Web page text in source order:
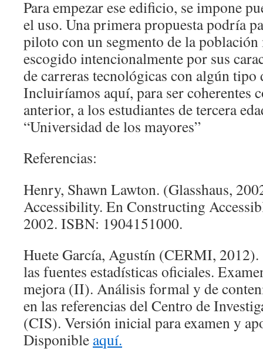
Para empezar ese edificio, se impone
el uso. Una primera propuesta podría
piloto con un segmento de la
escogido intencionalmente por sus
de carreras tecnológicas con algún tipo
Incluiríamos aquí, para ser coherentes
anterior, a los estudiantes de tercera
“Universidad de los mayores”
Referencias:
Henry, Shawn Lawton. (Glasshaus,
Accessibility. En Constructing
2002. ISBN: 1904151000.
Huete García, Agustín (CERMI, 2012).
las fuentes estadísticas oficiales.
mejora (II). Análisis formal y de
en las referencias del Centro de
(CIS). Versión inicial para examen y
Disponible aquí.